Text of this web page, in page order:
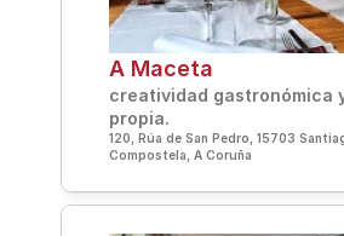
A Maceta
creatividad gastronómica
propia.
120, Rúa de San Pedro, 15703
Compostela, A Coruña